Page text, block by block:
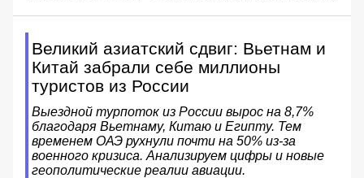
Великий азиатский сдвиг: Вьетнам и
Китай забрали себе миллионы
туристов из России
Выездной турпоток из России вырос на 8,7%
благодаря Вьетнаму, Китаю и Египту. Тем
временем ОАЭ рухнули почти на 50% из-за
военного кризиса. Анализируем цифры и новые
геополитические реалии авиации.